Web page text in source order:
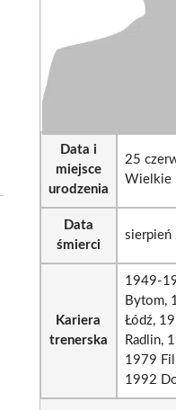
Data i
miejsce
urodzenia
25
Wielkie
Data
śmierci
sierpień
Kariera
trenerska
1949-
Bytom,
Łódź,
Radlin,
1979
1992